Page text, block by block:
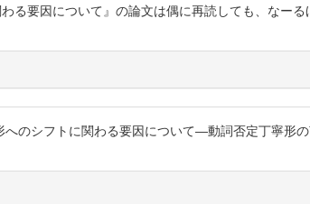
る要因について』の論文は偶に再読しても、なー
へのシフトに関わる要因について―動詞否定丁寧